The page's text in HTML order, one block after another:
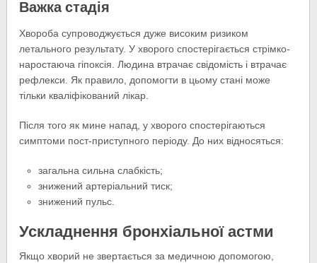
Важка стадія
Хвороба супроводжується дуже високим ризиком
летального результату. У хворого спостерігається стрімко-
наростаюча гіпоксія. Людина втрачає свідомість і втрачає
рефлекси. Як правило, допомогти в цьому стані може
тільки кваліфікований лікар.
Після того як мине напад, у хворого спостерігаються
симптоми пост-приступного періоду. До них відносяться:
загальна сильна слабкість;
знижений артеріальний тиск;
знижений пульс.
Ускладнення бронхіальної астми
Якщо хворий не звертається за медичною допомогою,